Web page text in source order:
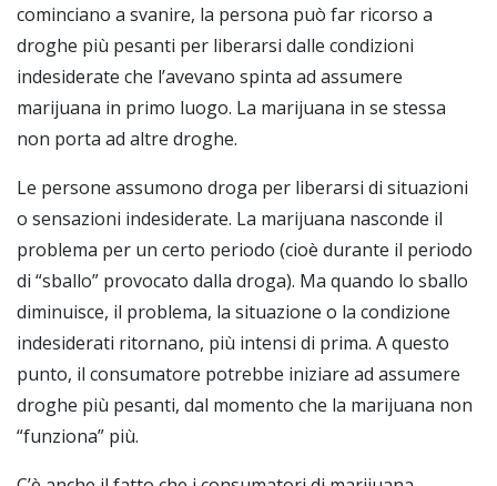
cominciano a svanire, la persona può far ricorso a
droghe più pesanti per liberarsi dalle condizioni
indesiderate che l’avevano spinta ad assumere
marijuana in primo luogo. La marijuana in se stessa
non porta ad altre droghe.
Le persone assumono droga per liberarsi di situazioni
o sensazioni indesiderate. La marijuana nasconde il
problema per un certo periodo (cioè durante il periodo
di “sballo” provocato dalla droga). Ma quando lo sballo
diminuisce, il problema, la situazione o la condizione
indesiderati ritornano, più intensi di prima. A questo
punto, il consumatore potrebbe iniziare ad assumere
droghe più pesanti, dal momento che la marijuana non
“funziona” più.